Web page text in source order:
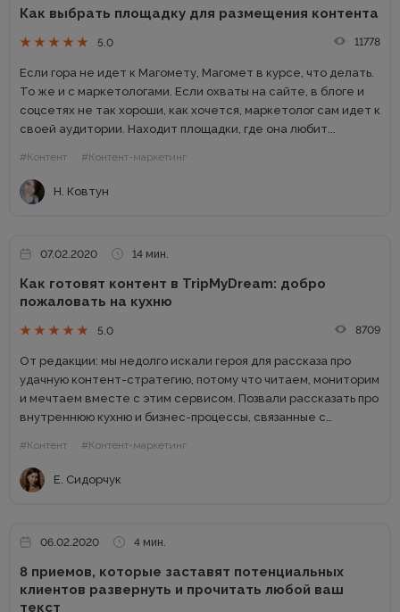
Как выбрать площадку для размещения контента
5.0 11778
Если гора не идет к Магомету, Магомет в курсе, что делать.
То же и с маркетологами. Если охваты на сайте, в блоге и
соцсетях не так хороши, как хочется, маркетолог сам идет к
своей аудитории. Находит площадки, где она любит...
#Контент #Контент-маркетинг
Н. Ковтун
07.02.2020 14 мин.
Как готовят контент в TripMyDream: добро
пожаловать на кухню
5.0 8709
От редакции: мы недолго искали героя для рассказа про
удачную контент-стратегию, потому что читаем, мониторим
и мечтаем вместе с этим сервисом. Позвали рассказать про
внутреннюю кухню и бизнес-процессы, связанные с
главного редактора. Смотрите сами, сколько...
#Контент #Контент-маркетинг
Е. Сидорчук
06.02.2020 4 мин.
8 приемов, которые заставят потенциальных
клиентов развернуть и прочитать любой ваш
текст